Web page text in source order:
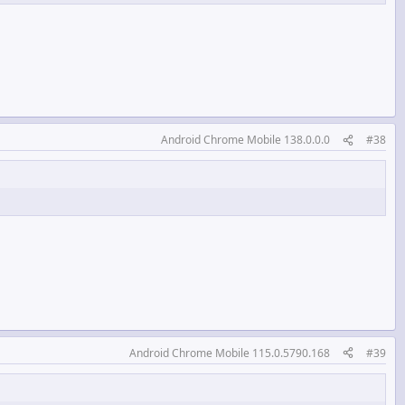
Android Chrome Mobile 138.0.0.0 #38
Android Chrome Mobile 115.0.5790.168 #39